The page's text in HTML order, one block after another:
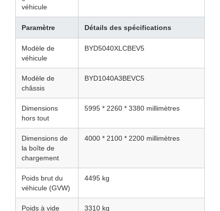
véhicule
Paramètre Détails des spécifications
Modèle de
véhicule
BYD5040XLCBEV5
Modèle de
châssis
BYD1040A3BEVC5
Dimensions
hors tout
5995 * 2260 * 3380 millimètres
Dimensions de
la boîte de
chargement
4000 * 2100 * 2200 millimètres
Poids brut du
véhicule (GVW)
4495 kg
Poids à vide 3310 kg